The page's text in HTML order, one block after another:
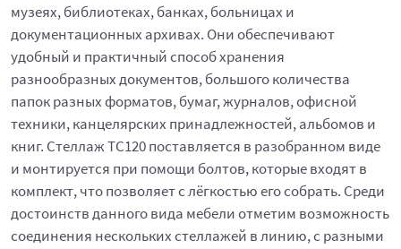
музеях, библиотеках, банках, больницах и
документационных архивах. Они обеспечивают
удобный и практичный способ хранения
разнообразных документов, большого количества
папок разных форматов, бумаг, журналов, офисной
техники, канцелярских принадлежностей, альбомов и
книг. Стеллаж ТС120 поставляется в разобранном виде
и монтируется при помощи болтов, которые входят в
комплект, что позволяет с лёгкостью его собрать. Среди
достоинств данного вида мебели отметим возможность
соединения нескольких стеллажей в линию, с разными